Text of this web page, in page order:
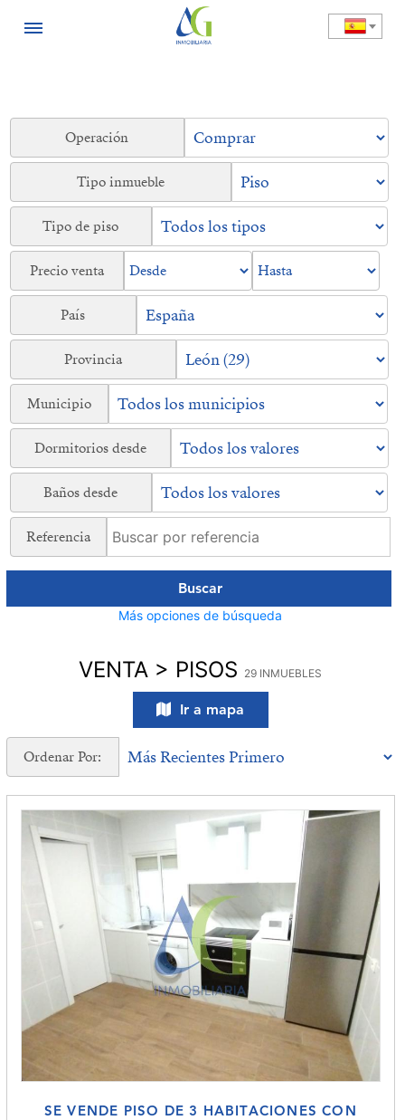
Operación
Tipo inmueble
Tipo de piso
Precio venta
País
Provincia
Municipio
Dormitorios desde
Baños desde
Referencia
Buscar
Más opciones de búsqueda
VENTA > PISOS 29 INMUEBLES
Ir a mapa
Ordenar Por:
SE VENDE PISO DE 3 HABITACIONES CON